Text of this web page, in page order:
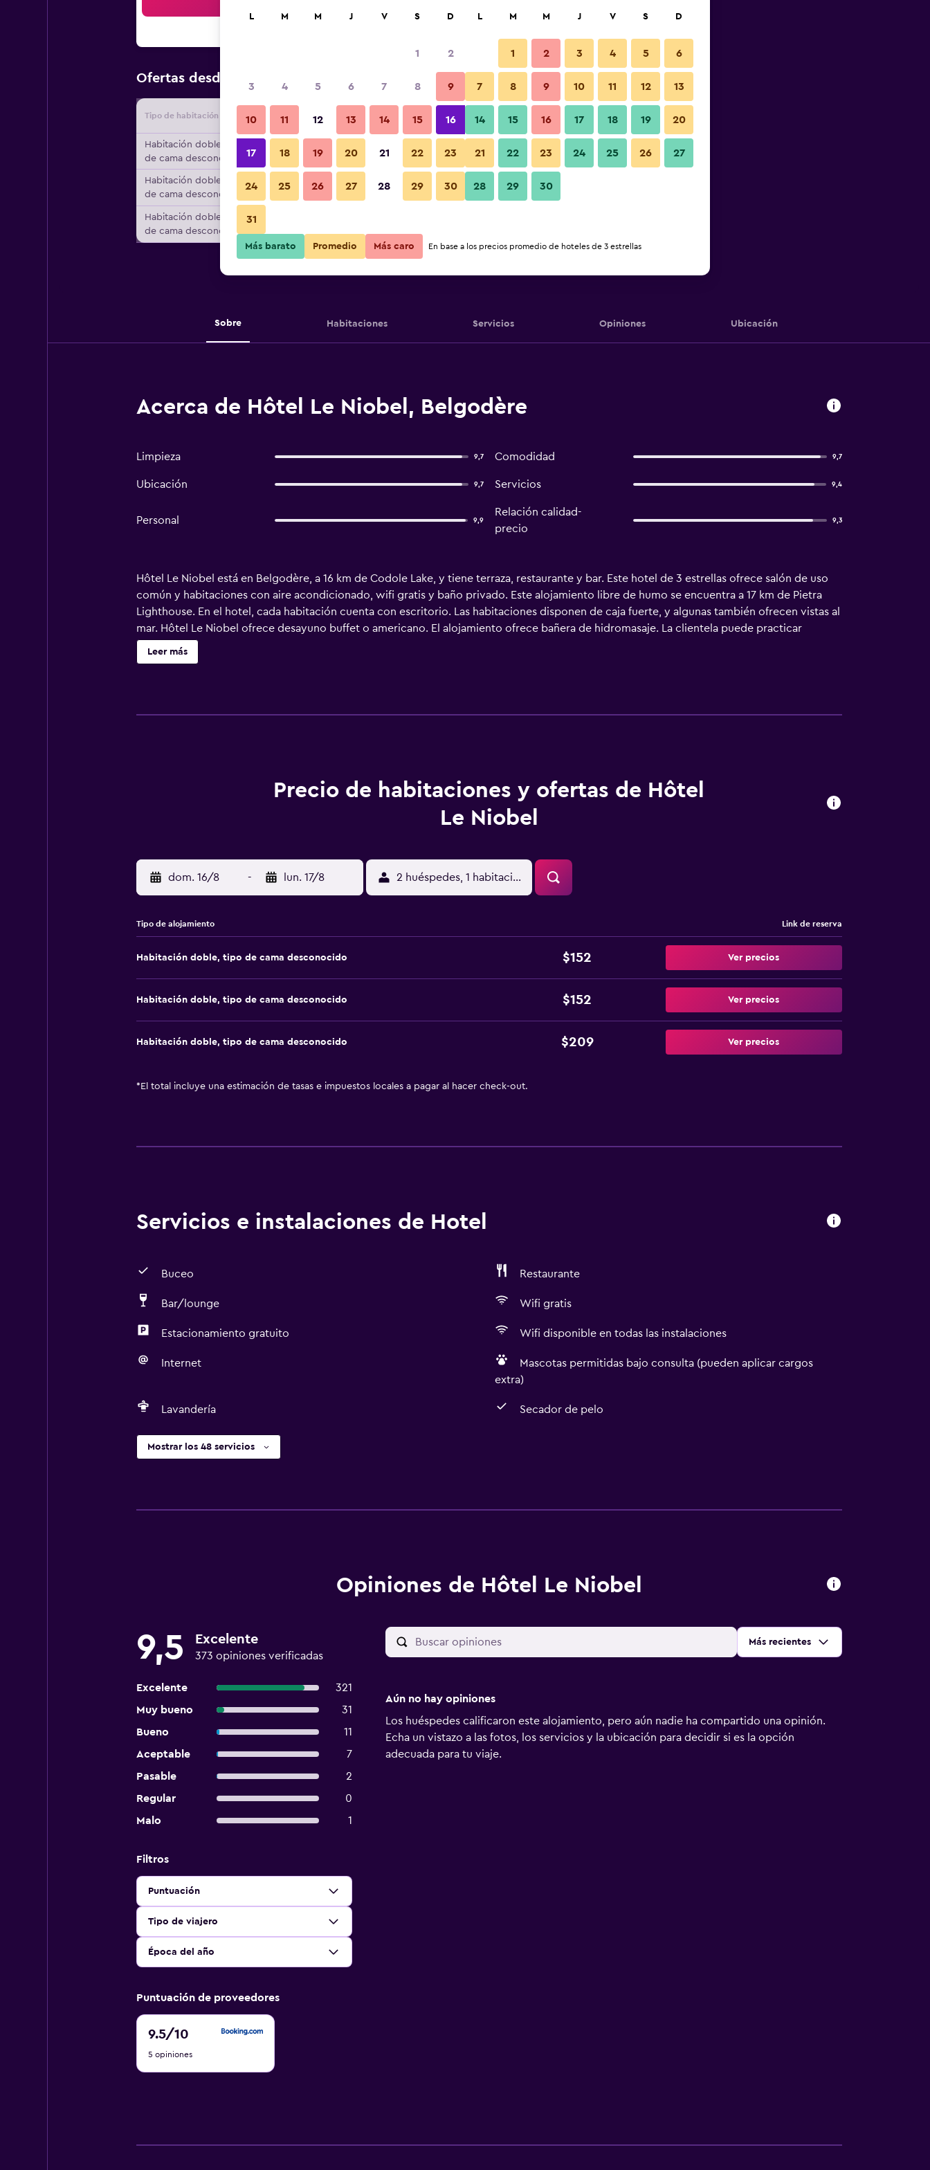
Ofertas desde Oferta más barata de precio por noche
Tipo de habitación Proveedor Total noche
Habitación doble, tipo
de cama desconocido
$152 Ver oferta
Habitación doble, tipo
de cama desconocido
$152 Ver oferta
Habitación doble, tipo
de cama desconocido
Sobre Habitaciones Servicios Opiniones Ubicación
Acerca de Hôtel Le Niobel, Belgodère
Limpieza 9,7 Comodidad 9,7
Ubicación 9,7 Servicios 9,4
Personal 9,9
Relación calidad-
precio
9,3
Hôtel Le Niobel está en Belgodère, a 16 km de Codole Lake, y tiene terraza, restaurante y bar. Este hotel de 3 estrellas ofrece salón de uso
común y habitaciones con aire acondicionado, wifi gratis y baño privado. Este alojamiento libre de humo se encuentra a 17 km de Pietra
Lighthouse. En el hotel, cada habitación cuenta con escritorio. Las habitaciones disponen de caja fuerte, y algunas también ofrecen vistas al
mar. Hôtel Le Niobel ofrece desayuno buffet o americano. El alojamiento ofrece bañera de hidromasaje. La clientela puede practicar
actividades en Belgodère y alrededores, como pesca y ciclismo. Calvi Train Station está a 39 km del alojamiento, y Ponte-Leccia Train
Station está a 32 km. El aeropuerto (Aeropuerto de Calvi - Sainte-Catherine) está a 37 km.
Leer más
Precio de habitaciones y ofertas de Hôtel
Le Niobel
dom. 16/8 - lun. 17/8 2 huéspedes, 1 habitación
Tipo de alojamiento Link de reserva
Habitación doble, tipo de cama desconocido $152 Ver precios
Habitación doble, tipo de cama desconocido $152 Ver precios
Habitación doble, tipo de cama desconocido $209 Ver precios
* El total incluye una estimación de tasas e impuestos locales a pagar al hacer check-out.
Servicios e instalaciones de Hotel
Buceo Restaurante
Bar/lounge Wifi gratis
Estacionamiento gratuito Wifi disponible en todas las instalaciones
Internet
Mascotas permitidas bajo consulta (pueden aplicar cargos
extra)
Lavandería Secador de pelo
Mostrar los 48 servicios
Opiniones de Hôtel Le Niobel
9,5 Excelente
373 opiniones verificadas
Excelente
321
Muy bueno
31
Bueno
11
Aceptable
7
Pasable
2
Regular
0
Malo
1
Ordenar por:
Más recientes
Filtros
Puntuación
Tipo de viajero
Época del año
Puntuación de proveedores
9.5/10
9.5
10
5 opiniones
Aún no hay opiniones
Los huéspedes calificaron este alojamiento, pero aún nadie ha compartido una opinión.
Echa un vistazo a las fotos, los servicios y la ubicación para decidir si es la opción
adecuada para tu viaje.
L M M J V S D
1 2
3 4 5 6 7 8 9
10 11 12 13 14 15 16
17 18 19 20 21 22 23
24 25 26 27 28 29 30
31
L M M J V S D
1 2 3 4 5 6
7 8 9 10 11 12 13
14 15 16 17 18 19 20
21 22 23 24 25 26 27
28 29 30
Más barato Promedio Más caro En base a los precios promedio de hoteles de 3 estrellas